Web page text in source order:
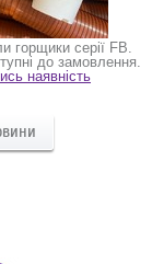
горщики серії FB.
до замовлення.
наявність